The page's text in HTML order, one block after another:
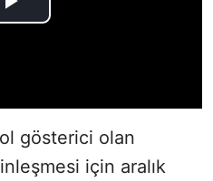
gösterici olan
için aralık